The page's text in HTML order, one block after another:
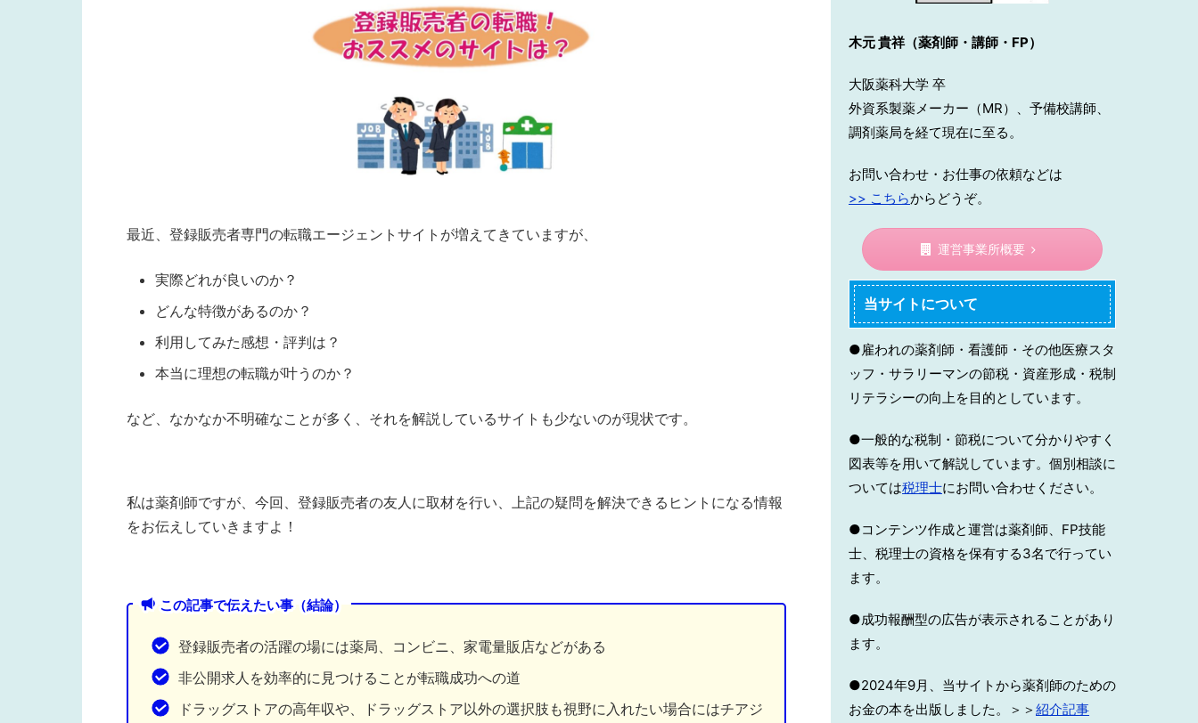
最近、登録販売者専門の転職エージェントサイトが増えてきていますが、
実際どれが良いのか？
どんな特徴があるのか？
利用してみた感想・評判は？
本当に理想の転職が叶うのか？
など、なかなか不明確なことが多く、それを解説しているサイトも少ないのが現状です。
私は薬剤師ですが、今回、登録販売者の友人に取材を行い、上記の疑問を解決できるヒントになる情報
をお伝えしていきますよ！
この記事で伝えたい事（結論）
登録販売者の活躍の場には薬局、コンビニ、家電量販店などがある
非公開求人を効率的に見つけることが転職成功への道
ドラッグストアの高年収や、ドラッグストア以外の選択肢も視野に入れたい場合にはチアジ
木元 貴祥（薬剤師・講師・FP）
大阪薬科大学 卒
外資系製薬メーカー（MR）、予備校講師、
調剤薬局を経て現在に至る。
お問い合わせ・お仕事の依頼などは
>> こちらからどうぞ。
運営事業所概要
当サイトについて
●雇われの薬剤師・看護師・その他医療スタ
ッフ・サラリーマンの節税・資産形成・税制
リテラシーの向上を目的としています。
●一般的な税制・節税について分かりやすく
図表等を用いて解説しています。個別相談に
ついては税理士にお問い合わせください。
●コンテンツ作成と運営は薬剤師、FP技能
士、税理士の資格を保有する3名で行ってい
ます。
●成功報酬型の広告が表示されることがあり
ます。
●2024年9月、当サイトから薬剤師のための
お金の本を出版しました。＞＞ 紹介記事